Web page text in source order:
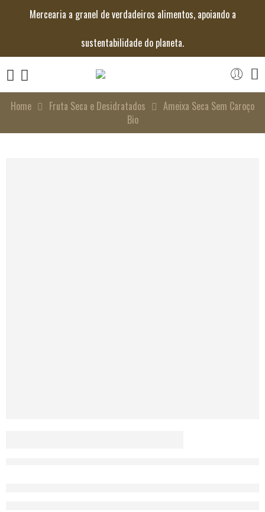
Mercearia a granel de verdadeiros alimentos, apoiando a
sustentabilidade do planeta.
Home Fruta Seca e Desidratados
Ameixa Seca Sem Caroço
Bio